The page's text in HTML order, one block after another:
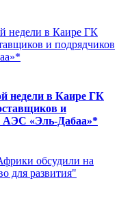
недели в Каире ГК
и
АЭС «Эль-Дабаа»*